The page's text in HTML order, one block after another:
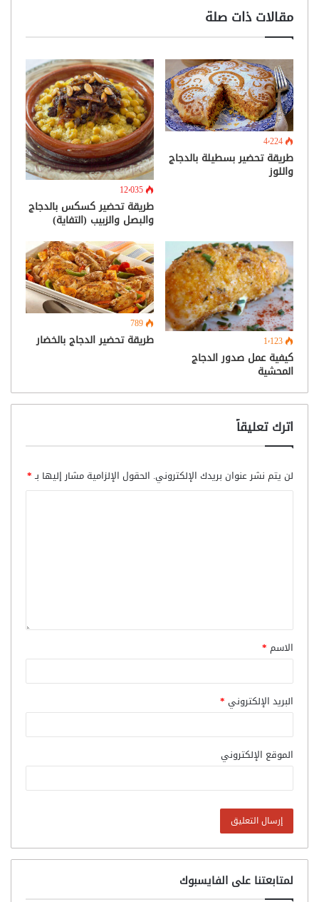
مقالات ذات صلة
4٬224
طريقة تحضير بسطيلة بالدجاج
واللوز
12٬035
طريقة تحضير كسكس بالدجاج
والبصل والزبيب (التفاية)
1٬123
كيفية عمل صدور الدجاج
المحشية
789
طريقة تحضير الدجاج بالخضار
اترك تعليقاً
لن يتم نشر عنوان بريدك الإلكتروني. الحقول الإلزامية مشار إليها بـ*
الاسم *
البريد الإلكتروني *
الموقع الإلكتروني
لمتابعتنا على الفايسبوك